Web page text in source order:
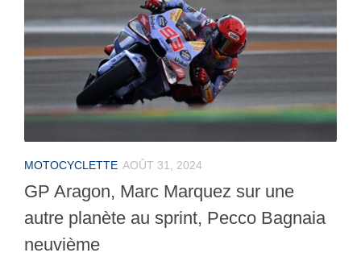
MOTOCYCLETTE AOÛT 31, 2024
GP Aragon, Marc Marquez sur une
autre planète au sprint, Pecco Bagnaia
neuvième